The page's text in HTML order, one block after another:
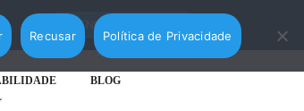
AGENDAR MARCAÇÃO
BLOG
Recusar Política de Privacidade